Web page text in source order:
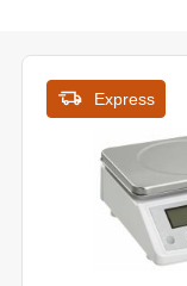
Express